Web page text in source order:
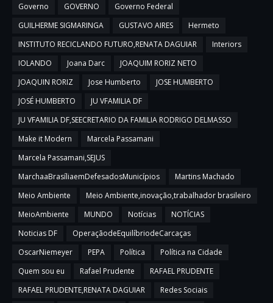
Governo
GOVERNO
Governo Federal
GUILHERME SIGMARINGA
GUSTAVO AIRES
Hermeto
INSTITUTO RECICLANDO FUTURO,RENATA DAGUIAR
Interiors
IOLANDO
Joana Darc
JOAQUIM RORIZ NETO
JOAQUIN RORIZ
Jose Humberto
JOSE HUMBERTO
JOSÉ HUMBERTO
JU VFAMILIA DF
JU VFAMILIA DF,SEECRETARIO DA FAMILIA RODRIGO DELMASSO
Make it Modern
Marcela Passamani
Marcela Passamani,SEJUS
MarchaaBrasíliaemDefesadosMunicípios
Martins Machado
Meio Ambiente
Meio Ambiente,inovação,trabalhador brasileiro
MeioAmbiente
MUNDO Notícias
NOTÍCIAS
Noticias DF
OperaçãodeEquilíbriodeCarcaças
OscarNiemeyer
PEPA Política
Política na Cidade
Quem sou eu
Rafael Prudente
RAFAEL PRUDENTE
RAFAEL PRUDENTE,RENATA DAGUIAR
Redes Sociais